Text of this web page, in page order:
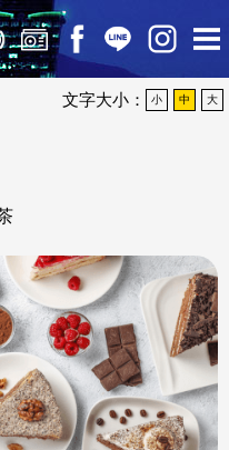
文字大小： 小 中 大